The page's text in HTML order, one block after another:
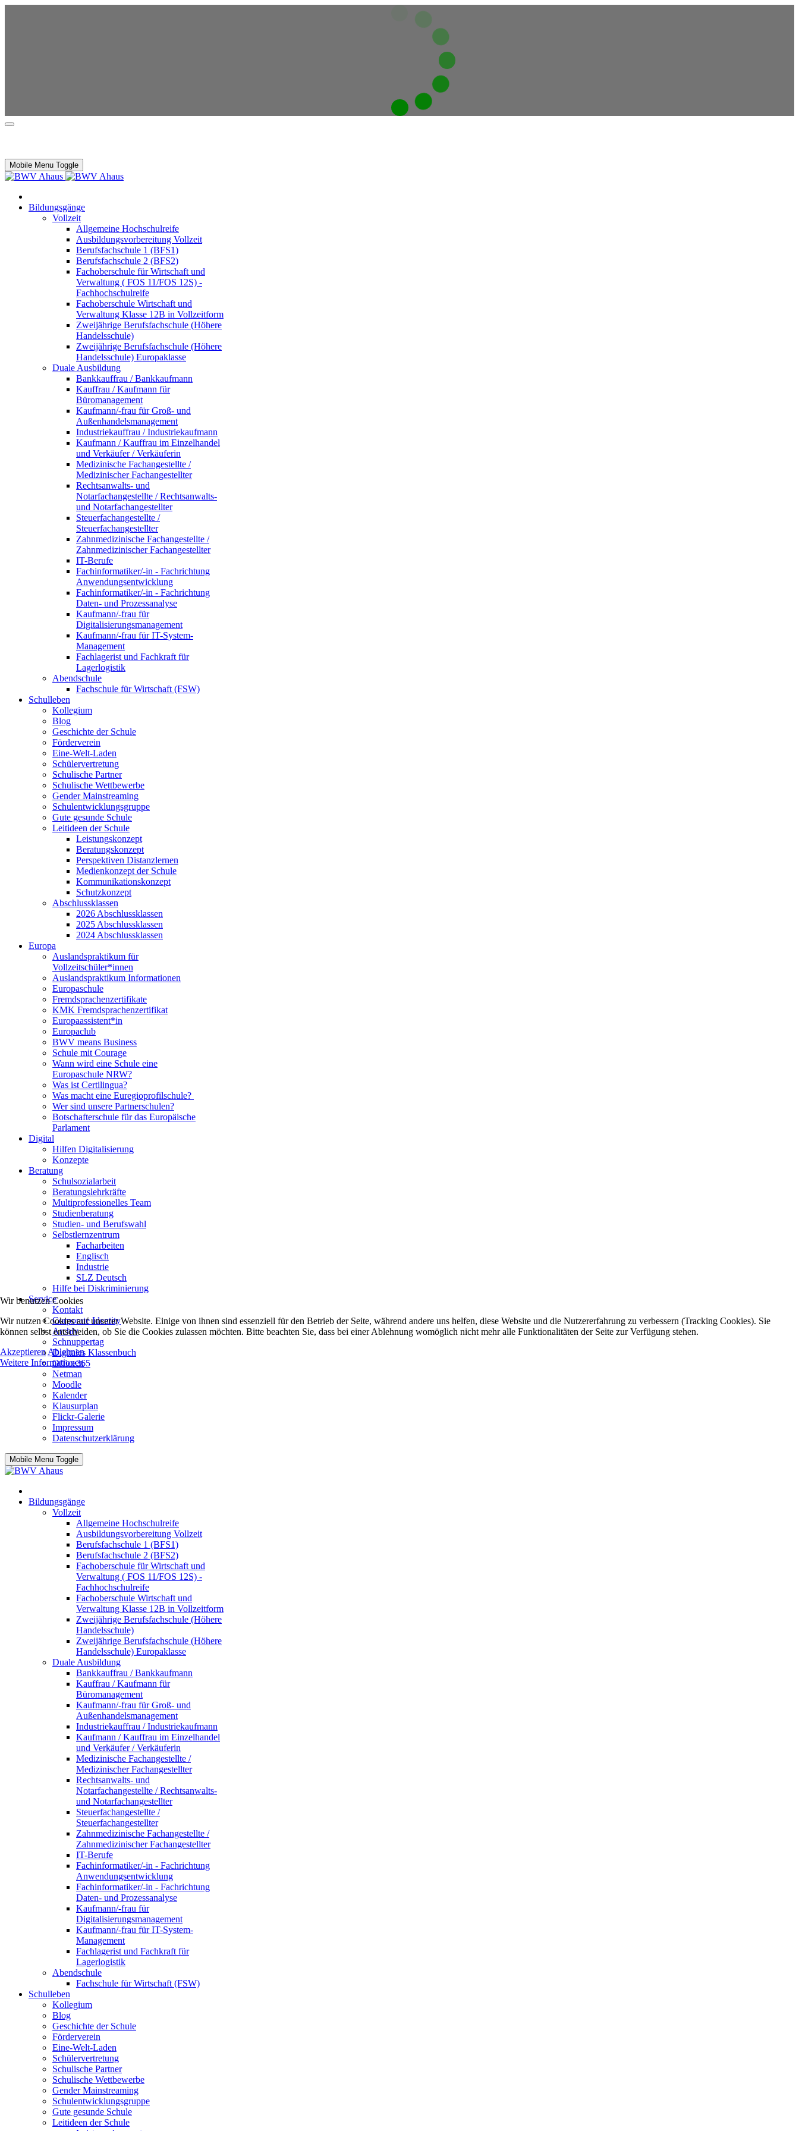
Mobile Menu Toggle
Bildungsgänge
Vollzeit
Allgemeine Hochschulreife
Ausbildungsvorbereitung Vollzeit
Berufsfachschule 1 (BFS1)
Berufsfachschule 2 (BFS2)
Fachoberschule für Wirtschaft und
Verwaltung ( FOS 11/FOS 12S) -
Fachhochschulreife
Fachoberschule Wirtschaft und
Verwaltung Klasse 12B in Vollzeitform
Zweijährige Berufsfachschule (Höhere
Handelsschule)
Zweijährige Berufsfachschule (Höhere
Handelsschule) Europaklasse
Duale Ausbildung
Bankkauffrau / Bankkaufmann
Kauffrau / Kaufmann für
Büromanagement
Kaufmann/-frau für Groß- und
Außenhandelsmanagement
Industriekauffrau / Industriekaufmann
Kaufmann / Kauffrau im Einzelhandel
und Verkäufer / Verkäuferin
Medizinische Fachangestellte /
Medizinischer Fachangestellter
Rechtsanwalts- und
Notarfachangestellte / Rechtsanwalts-
und Notarfachangestellter
Steuerfachangestellte /
Steuerfachangestellter
Zahnmedizinische Fachangestellte /
Zahnmedizinischer Fachangestellter
IT-Berufe
Fachinformatiker/-in - Fachrichtung
Anwendungsentwicklung
Fachinformatiker/-in - Fachrichtung
Daten- und Prozessanalyse
Kaufmann/-frau für
Digitalisierungsmanagement
Kaufmann/-frau für IT-System-
Management
Fachlagerist und Fachkraft für
Lagerlogistik
Abendschule
Fachschule für Wirtschaft (FSW)
Schulleben
Kollegium
Blog
Geschichte der Schule
Förderverein
Eine-Welt-Laden
Schülervertretung
Schulische Partner
Schulische Wettbewerbe
Gender Mainstreaming
Schulentwicklungsgruppe
Gute gesunde Schule
Leitideen der Schule
Leistungskonzept
Beratungskonzept
Perspektiven Distanzlernen
Medienkonzept der Schule
Kommunikationskonzept
Schutzkonzept
Abschlussklassen
2026 Abschlussklassen
2025 Abschlussklassen
2024 Abschlussklassen
Europa
Auslandspraktikum für
Vollzeitschüler*innen
Auslandspraktikum Informationen
Europaschule
Fremdsprachenzertifikate
KMK Fremdsprachenzertifikat
Europaassistent*in
Europaclub
BWV means Business
Schule mit Courage
Wann wird eine Schule eine
Europaschule NRW?
Was ist Certilingua?
Was macht eine Euregioprofilschule?
Wer sind unsere Partnerschulen?
Botschafterschule für das Europäische
Parlament
Digital
Hilfen Digitalisierung
Konzepte
Beratung
Schulsozialarbeit
Beratungslehrkräfte
Multiprofessionelles Team
Studienberatung
Studien- und Berufswahl
Selbstlernzentrum
Facharbeiten
Englisch
Industrie
SLZ Deutsch
Hilfe bei Diskriminierung
Service
Kontakt
Corporate Identity
Archiv
Schnuppertag
Digitales Klassenbuch
Office365
Netman
Moodle
Kalender
Klausurplan
Flickr-Galerie
Impressum
Datenschutzerklärung
Mobile Menu Toggle
Bildungsgänge
Vollzeit
Allgemeine Hochschulreife
Ausbildungsvorbereitung Vollzeit
Berufsfachschule 1 (BFS1)
Berufsfachschule 2 (BFS2)
Fachoberschule für Wirtschaft und
Verwaltung ( FOS 11/FOS 12S) -
Fachhochschulreife
Fachoberschule Wirtschaft und
Verwaltung Klasse 12B in Vollzeitform
Zweijährige Berufsfachschule (Höhere
Handelsschule)
Zweijährige Berufsfachschule (Höhere
Handelsschule) Europaklasse
Duale Ausbildung
Bankkauffrau / Bankkaufmann
Kauffrau / Kaufmann für
Büromanagement
Kaufmann/-frau für Groß- und
Außenhandelsmanagement
Industriekauffrau / Industriekaufmann
Kaufmann / Kauffrau im Einzelhandel
und Verkäufer / Verkäuferin
Medizinische Fachangestellte /
Medizinischer Fachangestellter
Rechtsanwalts- und
Notarfachangestellte / Rechtsanwalts-
und Notarfachangestellter
Steuerfachangestellte /
Steuerfachangestellter
Zahnmedizinische Fachangestellte /
Zahnmedizinischer Fachangestellter
IT-Berufe
Fachinformatiker/-in - Fachrichtung
Anwendungsentwicklung
Fachinformatiker/-in - Fachrichtung
Daten- und Prozessanalyse
Kaufmann/-frau für
Digitalisierungsmanagement
Kaufmann/-frau für IT-System-
Management
Fachlagerist und Fachkraft für
Lagerlogistik
Abendschule
Fachschule für Wirtschaft (FSW)
Schulleben
Kollegium
Blog
Geschichte der Schule
Förderverein
Eine-Welt-Laden
Schülervertretung
Schulische Partner
Schulische Wettbewerbe
Gender Mainstreaming
Schulentwicklungsgruppe
Gute gesunde Schule
Leitideen der Schule
Wir benutzen Cookies
Wir nutzen Cookies auf unserer Website. Einige von ihnen sind essenziell für den Betrieb der Seite, während andere uns helfen, diese Website und die Nutzererfahrung zu verbessern (Tracking Cookies). Sie
können selbst entscheiden, ob Sie die Cookies zulassen möchten. Bitte beachten Sie, dass bei einer Ablehnung womöglich nicht mehr alle Funktionalitäten der Seite zur Verfügung stehen.
Akzeptieren Ablehnen
Weitere Informationen